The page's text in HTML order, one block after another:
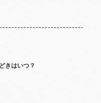
きはいつ？